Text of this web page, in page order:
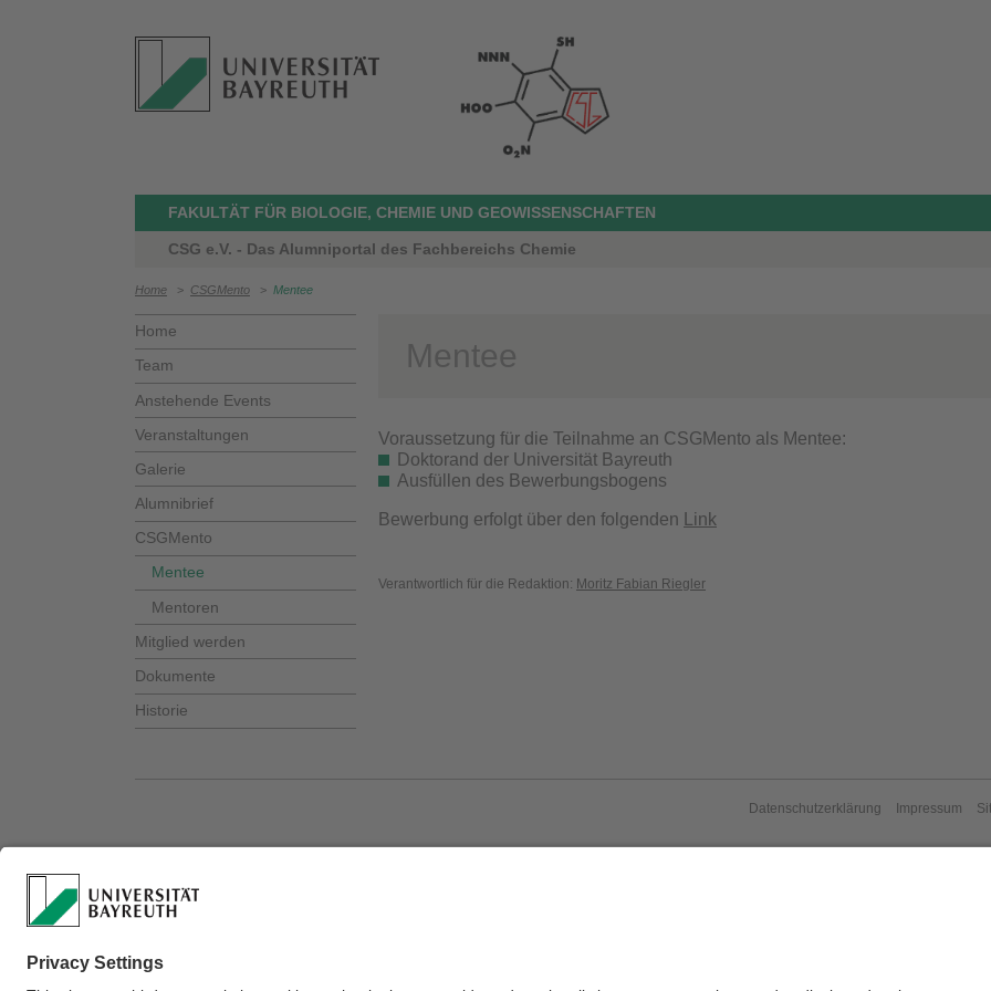
FAKULTÄT FÜR BIOLOGIE, CHEMIE UND GEOWISSENSCHAFTEN
CSG e.V. - Das Alumniportal des Fachbereichs Chemie
Home > CSGMento > Mentee
Home
Team
Αnstehende Events
Veranstaltungen
Galerie
Alumnibrief
CSGMento
Mentee
Mentoren
Mitglied werden
Dokumente
Historie
Mentee
Voraussetzung für die Teilnahme an CSGMento als Mentee:
Doktorand der Universität Bayreuth
Ausfüllen des Bewerbungsbogens
Bewerbung erfolgt über den folgenden Link
Verantwortlich für die Redaktion: Moritz Fabian Riegler
Datenschutzerklärung Impressum